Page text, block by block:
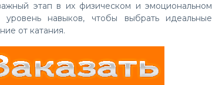
этап в их физическом и эмоциональном
навыков, чтобы выбрать идеальные
от катания.